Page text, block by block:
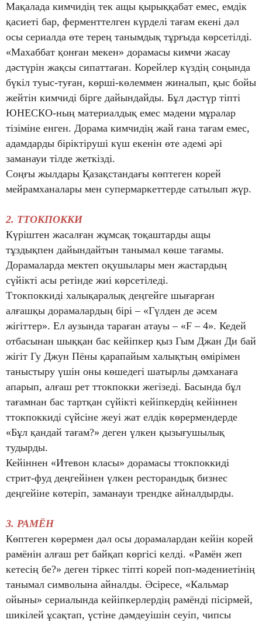
Мақалада кимчидің тек ащы қырыққабат емес, емдік
қасиеті бар, ферменттелген күрделі тағам екені дәл
осы сериалда өте терең танымдық тұрғыда көрсетілді.
«Махаббат қонған мекен» дорамасы кимчи жасау
дәстүрін жақсы сипаттаған. Корейлер күздің соңында
бүкіл туыс-туған, көрші-көлеммен жиналып, қыс бойы
жейтін кимчиді бірге дайындайды. Бұл дәстүр тіпті
ЮНЕСКО-ның материалдық емес мәдени мұралар
тізіміне енген. Дорама кимчидің жай ғана тағам емес,
адамдарды біріктіруші күш екенін өте әдемі әрі
заманауи тілде жеткізді.
Соңғы жылдары Қазақстандағы көптеген корей
мейрамханалары мен супермаркеттерде сатылып жүр.
2. ТТОКПОККИ
Күріштен жасалған жұмсақ тоқаштарды ащы
тұздықпен дайындайтын танымал көше тағамы.
Дорамаларда мектеп оқушылары мен жастардың
сүйікті асы ретінде жиі көрсетіледі.
Ттокпоккиді халықаралық деңгейге шығарған
алғашқы дорамалардың бірі – «Гүлден де әсем
жігіттер». Ел аузында тараған атауы – «F – 4». Кедей
отбасынан шыққан бас кейіпкер қыз Гым Джан Ди бай
жігіт Гу Джун Пёны қарапайым халықтың өмірімен
таныстыру үшін оны көшедегі шатырлы дәмханаға
апарып, алғаш рет ттокпокки жегізеді. Басында бұл
тағамнан бас тартқан сүйікті кейіпкердің кейіннен
ттокпоккиді сүйсіне жеуі жат елдік көрермендерде
«Бұл қандай тағам?» деген үлкен қызығушылық
тудырды.
Кейіннен «Итевон класы» дорамасы ттокпоккиді
стрит-фуд деңгейінен үлкен ресторандық бизнес
деңгейіне көтеріп, заманауи трендке айналдырды.
3. РАМЁН
Көптеген көрермен дәл осы дорамалардан кейін корей
рамёнін алғаш рет байқап көргісі келді. «Рамён жеп
кетесің бе?» деген тіркес тіпті корей поп-мәдениетінің
танымал символына айналды. Әсіресе, «Кальмар
ойыны» сериалында кейіпкерлердің рамёнді пісірмей,
шикілей ұсақтап, үстіне дәмдеуішін сеуіп, чипсы